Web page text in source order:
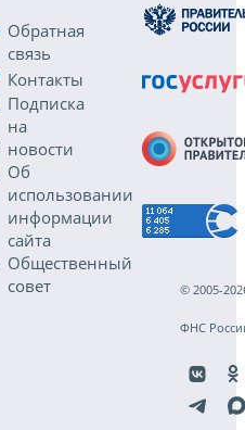
Обратная
связь
Контакты
Подписка
на
новости
Об
использовании
информации
сайта
Общественный
совет
© 2005-
ФНС